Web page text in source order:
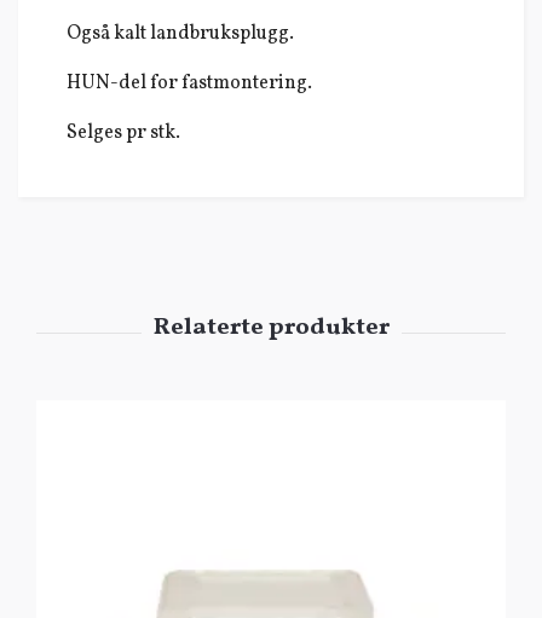
Også kalt landbruksplugg.
HUN-del for fastmontering.
Selges pr stk.